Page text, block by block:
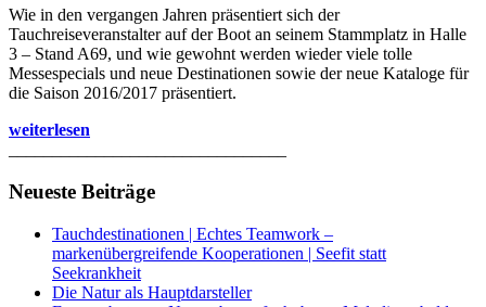
Wie in den vergangen Jahren präsentiert sich der
Tauchreiseveranstalter auf der Boot an seinem Stammplatz in Halle
3 – Stand A69, und wie gewohnt werden wieder viele tolle
Messespecials und neue Destinationen sowie der neue Kataloge für
die Saison 2016/2017 präsentiert.
weiterlesen
Neueste Beiträge
Tauchdestinationen | Echtes Teamwork –
markenübergreifende Kooperationen | Seefit statt
Seekrankheit
Die Natur als Hauptdarsteller